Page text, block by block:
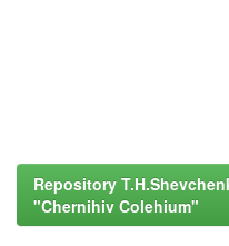
Repository
"Chernihiv Colehium"